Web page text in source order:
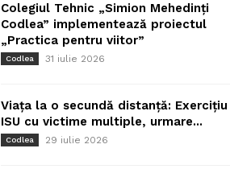
Colegiul Tehnic „Simion Mehedinți
Codlea” implementează proiectul
„Practica pentru viitor”
Codlea 31 iulie 2026
Viața la o secundă distanță: Exercițiu
ISU cu victime multiple, urmare...
Codlea 29 iulie 2026